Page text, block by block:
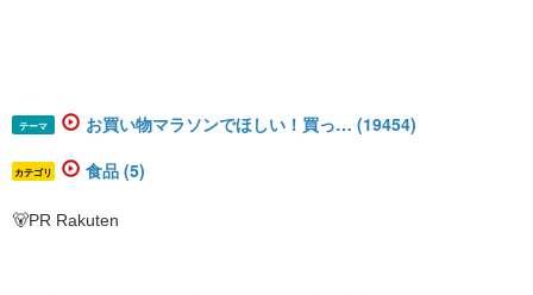
テーマ お買い物マラソンでほしい！買っ… (19454)
カテゴリ 食品 (5)
🐻PR Rakuten